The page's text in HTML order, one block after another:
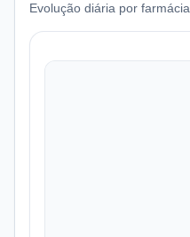
Evolução diária por farmácia.